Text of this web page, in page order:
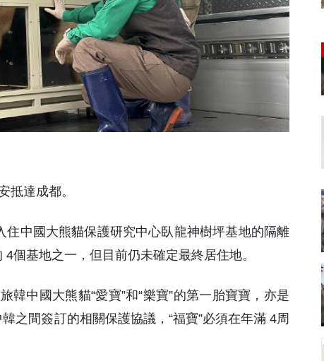
抵達成都。
住中國大熊貓保護研究中心臥龍神樹坪基地的隔離
個基地之一，但目前仍未確定最終居住地。
韓中國大熊貓“愛寶”和“樂寶”的第一胎寶寶，亦是
之間簽訂的相關保護協議，“福寶”必須在年滿 4周